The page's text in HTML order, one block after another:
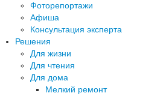
Фоторепортажи
Афиша
Консультация эксперта
Решения
Для жизни
Для чтения
Для дома
Мелкий ремонт